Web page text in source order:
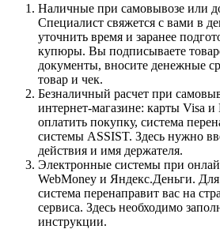
Наличные при самовывозе или
Специалист свяжется с вами в
уточнить время и заранее
купюры. Вы подписываете
документы, вносите денежные
товар и чек.
Безналичный расчет при
интернет-магазине: карты Visa
оплатить покупку, система
системы ASSIST. Здесь нужно
действия и имя держателя.
Электронные системы при
WebMoney и Яндекс.Деньги.
система перенаправит вас на
сервиса. Здесь необходимо
инструкции.